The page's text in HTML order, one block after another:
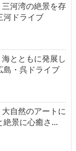
河湾の絶景を存
河ドライブ
とともに発展し
・呉ドライブ
自然のアートに
絶景に心癒さ…